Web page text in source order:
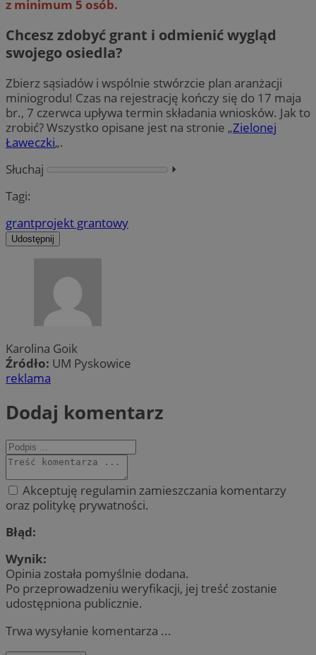
z minimum 5 osób.
Chcesz zdobyć grant i odmienić wygląd
swojego osiedla?
Zbierz sąsiadów i wspólnie stwórzcie plan aranżacji
miniogrodu! Czas na rejestrację kończy się do 17 maja
br., 7 czerwca upływa termin składania wniosków. Jak to
zrobić? Wszystko opisane jest na stronie „Zielonej
Ławeczki„.
Słuchaj
⏵︎
Tagi:
grantprojekt grantowy
Udostępnij
Karolina Goik
Źródło: UM Pyskowice
reklama
Dodaj komentarz
Akceptuję regulamin zamieszczania komentarzy
oraz politykę prywatności.
Błąd:
Wynik:
Opinia została pomyślnie dodana.
Po przeprowadzeniu weryfikacji, jej treść zostanie
udostępniona publicznie.
Trwa wysyłanie komentarza ...